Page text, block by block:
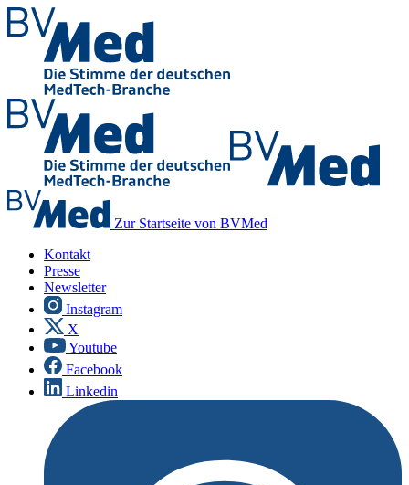
Zur Startseite von BVMed
Kontakt
Presse
Newsletter
Instagram
X
Youtube
Facebook
Linkedin